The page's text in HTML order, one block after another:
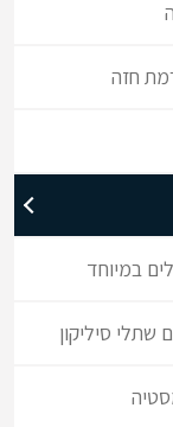
חזה
במיוחד
שתלי סיליקון